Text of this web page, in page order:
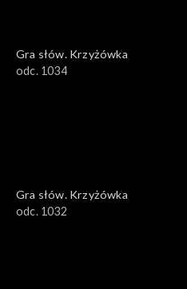
Gra słów. Krzyżówka
odc. 1034
Gra słów. Krzyżówka
odc. 1032